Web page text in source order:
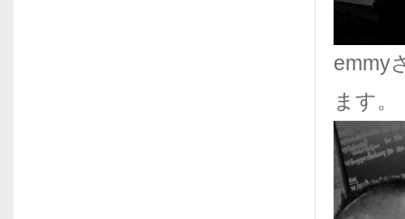
emmy
ます。